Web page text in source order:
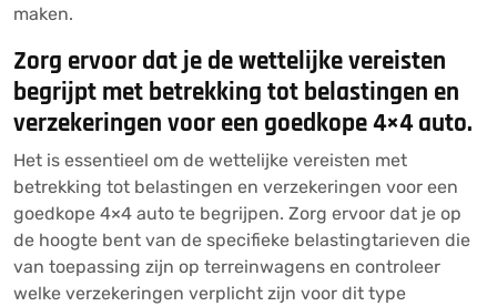
maken.
Zorg ervoor dat je de wettelijke vereisten
begrijpt met betrekking tot belastingen en
verzekeringen voor een goedkope 4×4 auto.
Het is essentieel om de wettelijke vereisten met
betrekking tot belastingen en verzekeringen voor een
goedkope 4×4 auto te begrijpen. Zorg ervoor dat je op
de hoogte bent van de specifieke belastingtarieven die
van toepassing zijn op terreinwagens en controleer
welke verzekeringen verplicht zijn voor dit type